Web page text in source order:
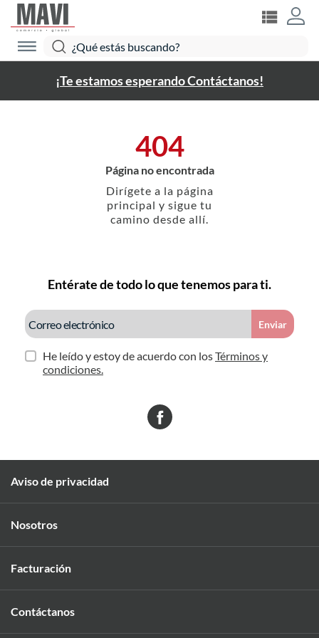
¡Te estamos esperando Contáctanos!
404
Página no encontrada
Dirígete a la página
principal y sigue tu
camino desde allí.
Entérate de todo lo que tenemos para ti.
Enviar
He leído y estoy de acuerdo con losTérminos y
condiciones.
Aviso de privacidad
Nosotros
Facturación
Contáctanos